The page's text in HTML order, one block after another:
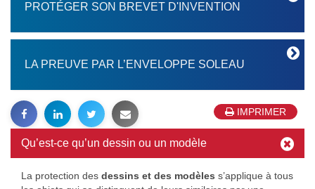
PROTÉGER SON BREVET D'INVENTION
LA PREUVE PAR L’ENVELOPPE SOLEAU
IMPRIMER
Qu’est-ce qu’un dessin ou un modèle
La protection des dessins et des modèles s’applique à tous